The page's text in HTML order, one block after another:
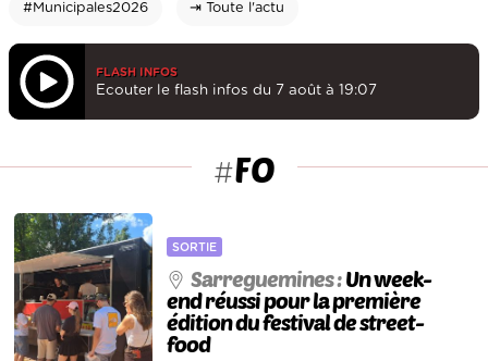
#Municipales2026 ⇥ Toute l'actu
FLASH INFOS
Ecouter le flash infos du 7 août à 19:07
#FO
SORTIE
Sarreguemines :Un week-
end réussi pour la première
édition du festival de street-
food